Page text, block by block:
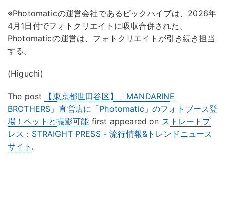
※Photomaticの運営会社であるピックハイブは、2026年
4月1日付でフォトクリエイトに吸収合併された。
Photomaticの運営は、フォトクリエイトが引き続き担当
する。
(Higuchi)
The post
【東京都世田谷区】「MANDARINE
BROTHERS」直営店に「Photomatic」のフォトブース登
場！ペットと撮影可能 first appeared on ストレートプ
レス：STRAIGHT PRESS - 流行情報&トレンドニュース
サイト .